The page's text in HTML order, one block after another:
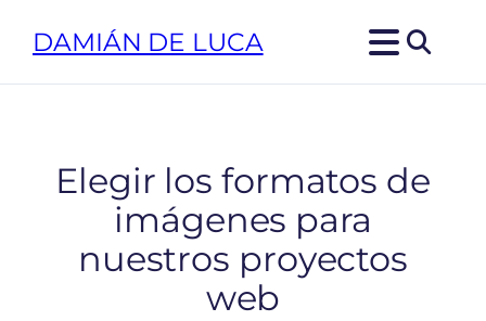
DAMIÁN DE LUCA
Elegir los formatos de
imágenes para
nuestros proyectos
web